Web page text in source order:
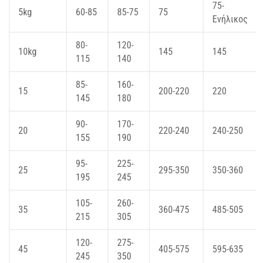
5kg 60-85 85-75 75
75-
Ενήλικος
10kg
80-
115
120-
140
145 145
15
85-
145
160-
180
200-220 220
20
90-
155
170-
190
220-240 240-250
25
95-
195
225-
245
295-350 350-360
35
105-
215
260-
305
360-475 485-505
45
120-
245
275-
350
405-575 595-635